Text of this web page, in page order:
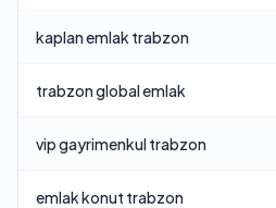
kaplan emlak trabzon
trabzon global emlak
vip gayrimenkul trabzon
emlak konut trabzon